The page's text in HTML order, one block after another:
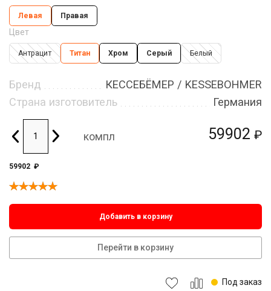
59902 ₽
Левая Правая
Цвет
Антрацит Титан Хром Серый Белый
Бренд
КЕССЕБЁМЕР / KESSEBOHMER
Страна изготовитель
Германия
компл
59902 ₽
Добавить в корзину
Перейти в корзину
Под заказ